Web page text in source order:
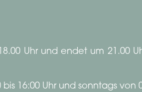
Uhr und endet um 21.00
16:00 Uhr und sonntags von